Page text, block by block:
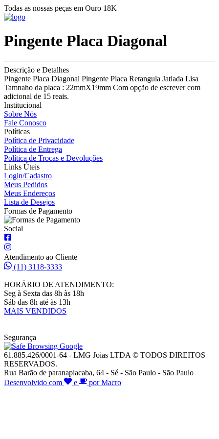
Todas as nossas peças em Ouro 18K
Pingente Placa Diagonal
Descrição e Detalhes
Pingente Placa Diagonal Pingente Placa Retangula Jatiada Lisa
Tamnaho da placa : 22mmX19mm Com opção de escrever com
adicional de 15 reais.
Institucional
Sobre Nós
Fale Conosco
Políticas
Política de Privacidade
Política de Entrega
Política de Trocas e Devoluções
Links Úteis
Login/Cadastro
Meus Pedidos
Meus Endereços
Lista de Desejos
Formas de Pagamento
Social
Atendimento ao Cliente
(11) 3118-3333
HORÁRIO DE ATENDIMENTO:
Seg à Sexta das 8h às 18h
Sáb das 8h até às 13h
MAIS VENDIDOS
Segurança
61.885.426/0001-64 - LMG Joias LTDA © TODOS DIREITOS
RESERVADOS.
Rua Barão de paranapiacaba, 64 - Sé - São Paulo - São Paulo
Desenvolvido com
e por Macro